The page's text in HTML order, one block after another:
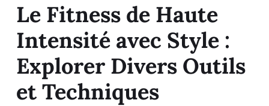
Le Fitness de Haute
Intensité avec Style :
Explorer Divers Outils
et Techniques